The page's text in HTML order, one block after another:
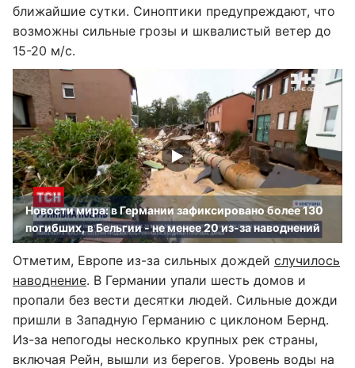
ближайшие сутки. Синоптики предупреждают, что
возможны сильные грозы и шквалистый ветер до
15-20 м/с.
Новости мира: в Германии зафиксировано более 130
погибших, в Бельгии - не менее 20 из-за наводнений
Отметим, Европе из-за сильных дождей случилось
наводнение. В Германии упали шесть домов и
пропали без вести десятки людей. Сильные дожди
пришли в Западную Германию с циклоном Бернд.
Из-за непогоды несколько крупных рек страны,
включая Рейн, вышли из берегов. Уровень воды на